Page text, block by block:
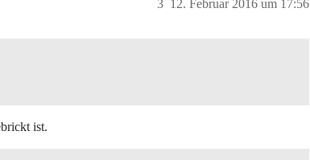
12. Februar 2016 um 17:56
3
ist.